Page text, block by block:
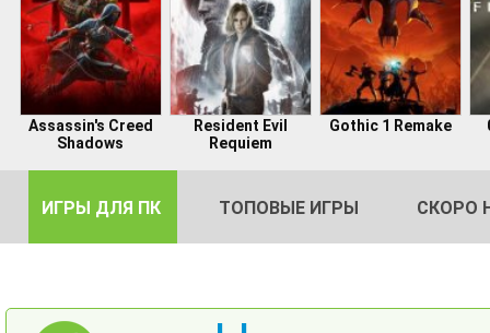
Assassin's Creed
Shadows
Resident Evil
Requiem
Gothic 1 Remake
ИГРЫ ДЛЯ ПК ТОПОВЫЕ ИГРЫ СКОРО